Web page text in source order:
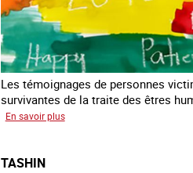
Les témoignages de personnes
survivantes de la traite des êtres
En savoir plussur
TASHIN